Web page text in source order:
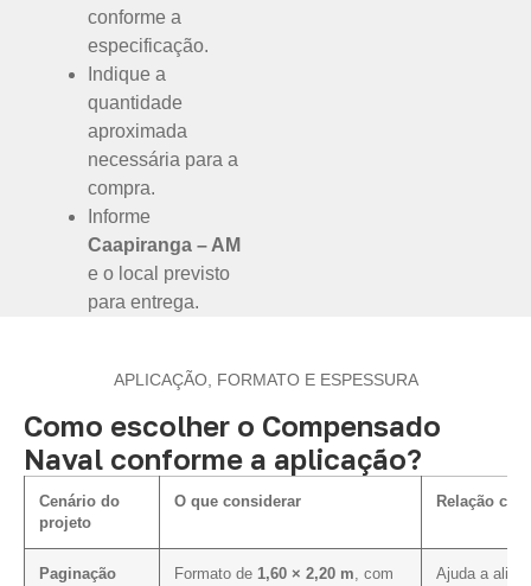
conforme a
especificação.
Indique a
quantidade
aproximada
necessária para a
compra.
Informe
Caapiranga – AM
e o local previsto
para entrega.
APLICAÇÃO, FORMATO E ESPESSURA
Como escolher o Compensado
Naval conforme a aplicação?
Cenário do
projeto
O que considerar Relação
Paginação
Formato de 1,60 × 2,20 m , com
Ajuda a